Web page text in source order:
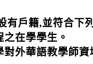
有戶籍,並符合下
在學學生。
外華語教學師